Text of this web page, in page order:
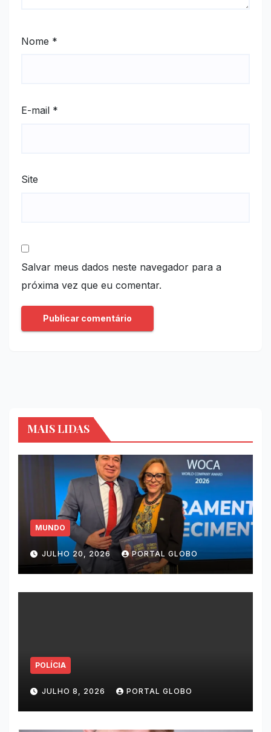
Nome *
E-mail *
Site
Salvar meus dados neste navegador para a
próxima vez que eu comentar.
MAIS LIDAS
MUNDO
JULHO 20, 2026 PORTAL GLOBO
POLÍCIA
JULHO 8, 2026 PORTAL GLOBO